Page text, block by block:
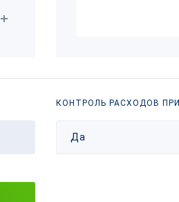
КОНТРОЛЬ РАСХОДОВ
Да